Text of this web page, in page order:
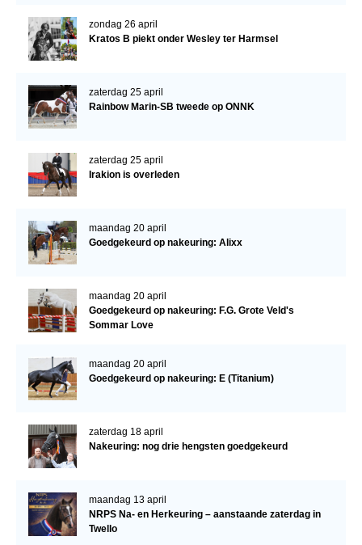
zondag 26 april
Kratos B piekt onder Wesley ter Harmsel
zaterdag 25 april
Rainbow Marin-SB tweede op ONNK
zaterdag 25 april
Irakion is overleden
maandag 20 april
Goedgekeurd op nakeuring: Alixx
maandag 20 april
Goedgekeurd op nakeuring: F.G. Grote Veld's
Sommar Love
maandag 20 april
Goedgekeurd op nakeuring: E (Titanium)
zaterdag 18 april
Nakeuring: nog drie hengsten goedgekeurd
maandag 13 april
NRPS Na- en Herkeuring – aanstaande zaterdag in
Twello